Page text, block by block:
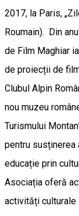
2017, la Paris,
Roumain). Din
de Film Maghiar
de proiecții de
Clubul Alpin
nou muzeu
Turismului
pentru
educație prin
Asociația oferă
activități culturale